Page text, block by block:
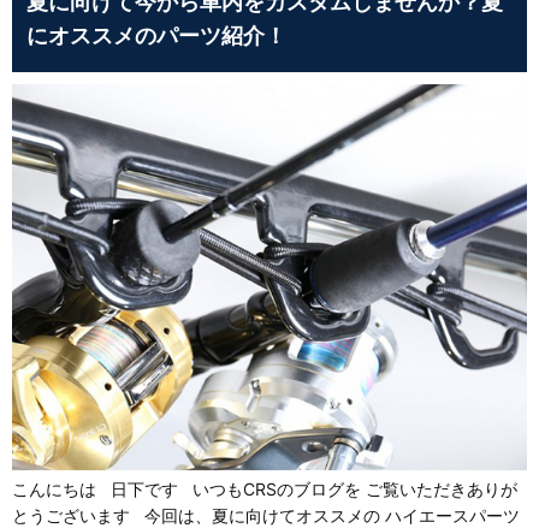
にオススメのパーツ紹介！
こんにちは 日下です いつもCRSのブログを ご覧いただきありが
とうございます 今回は、夏に向けてオススメの ハイエースパーツ